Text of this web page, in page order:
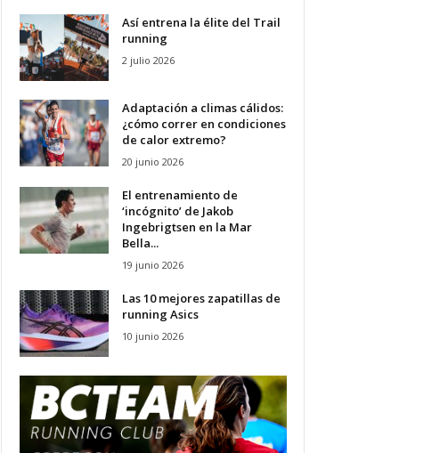
Así entrena la élite del Trail
running
2 julio 2026
Adaptación a climas cálidos:
¿cómo correr en condiciones
de calor extremo?
20 junio 2026
El entrenamiento de
‘incógnito’ de Jakob
Ingebrigtsen en la Mar
Bella...
19 junio 2026
Las 10 mejores zapatillas de
running Asics
10 junio 2026